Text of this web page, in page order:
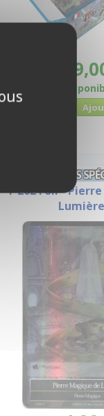
CARTES
1-202 Foil -
Lumière